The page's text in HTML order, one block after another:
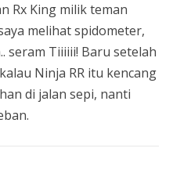
Rx King milik teman
melihat spidometer,
seram Tiiiiii! Baru setelah
Ninja RR itu kencang
di jalan sepi, nanti